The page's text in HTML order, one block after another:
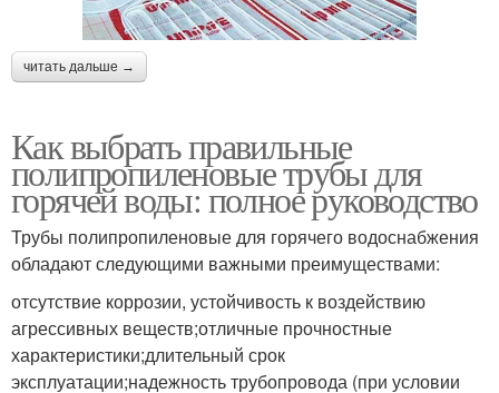
читать дальше →
Как выбрать правильные
полипропиленовые трубы для
горячей воды: полное руководство
Трубы полипропиленовые для горячего водоснабжения
обладают следующими важными преимуществами:
отсутствие коррозии, устойчивость к воздействию
агрессивных веществ;отличные прочностные
характеристики;длительный срок
эксплуатации;надежность трубопровода (при условии